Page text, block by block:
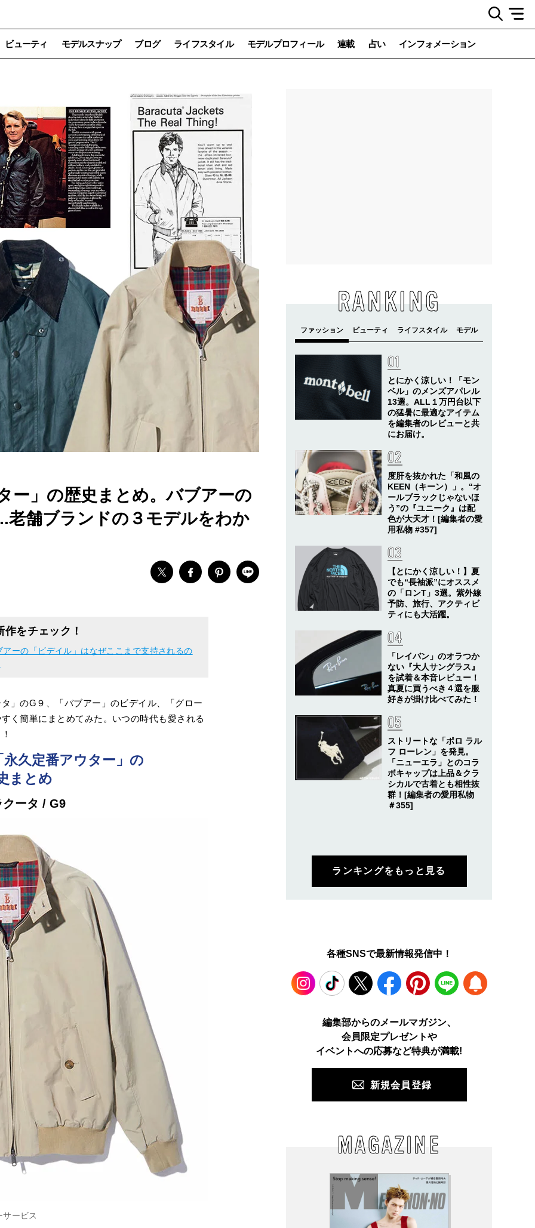
ビューティ モデルスナップ ブログ ライフスタイル モデルプロフィール 連載 占い インフォメーション
ー」の歴史まとめ。バブアーの
老舗ブランドの３モデルをわか
をチェック！
ーの「ビデイル」はなぜここまで支持されるの
」のG９、「バブアー」のビデイル、「グロー
く簡単にまとめてみた。いつの時代も愛される
久定番アウター」の
まとめ
クータ / G9
ービス
RANKING
とにかく涼しい！「モン
ベル」のメンズアパレル
13選。ALL１万円台以下
の猛暑に最適なアイテム
を編集者のレビューと共
にお届け。
度肝を抜かれた「和風の
KEEN（キーン）」。“オ
ールブラックじゃないほ
う”の『ユニーク』は配
色が大天才！[編集者の愛
用私物 #357]
【とにかく涼しい！】夏
でも“長袖派”にオススメ
の「ロンT」3選。紫外線
予防、旅行、アクティビ
ティにも大活躍。
「レイバン」のオラつか
ない『大人サングラス』
を試着＆本音レビュー！
真夏に買うべき４選を服
好きが掛け比べてみた！
ストリートな「ポロ ラル
フ ローレン」を発見。
「ニューエラ」とのコラ
ボキャップは上品＆クラ
シカルで古着とも相性抜
群！[編集者の愛用私物
＃355]
ランキングをもっと見る
各種SNSで最新情報発信中！
TikTok Facebook Pinterest LINE
編集部からのメールマガジン、
会員限定プレゼントや
イベントへの応募など特典が満載!
新規会員登録
MAGAZINE